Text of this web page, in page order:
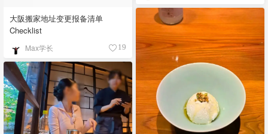
大阪搬家地址变更报备清单
Checklist
Max学长 19